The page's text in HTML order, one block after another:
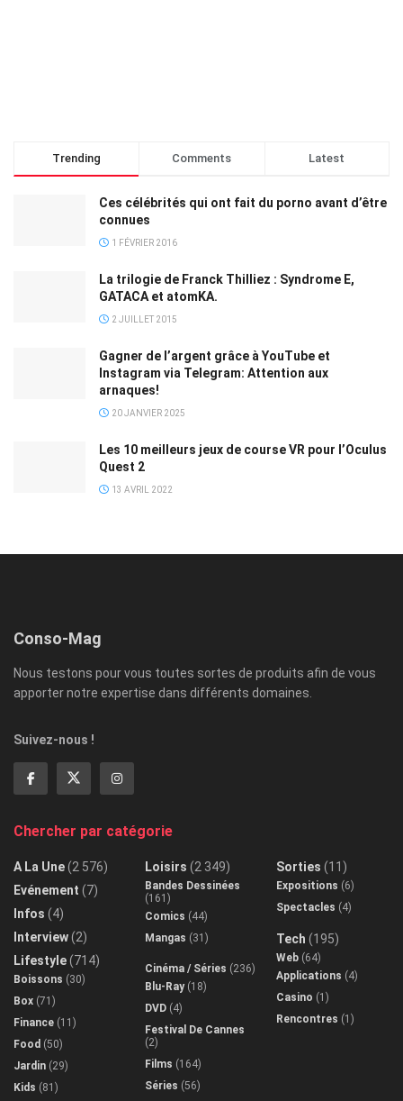
Trending Comments Latest
Ces célébrités qui ont fait du porno avant d’être
connues
1 FÉVRIER 2016
La trilogie de Franck Thilliez : Syndrome E,
GATACA et atomKA.
2 JUILLET 2015
Gagner de l’argent grâce à YouTube et
Instagram via Telegram: Attention aux
arnaques!
20 JANVIER 2025
Les 10 meilleurs jeux de course VR pour l’Oculus
Quest 2
13 AVRIL 2022
Conso-Mag
Nous testons pour vous toutes sortes de produits afin de vous
apporter notre expertise dans différents domaines.
Suivez-nous !
Chercher par catégorie
A La Une(2 576)
Evénement (7)
Infos (4)
Interview(2)
Lifestyle(714)
Boissons (30)
Box (71)
Finance (11)
Food (50)
Jardin (29)
Kids (81)
Loisirs (2 349)
Bandes Dessinées
(161)
Comics (44)
Mangas (31)
Cinéma / Séries (236)
Blu-Ray(18)
DVD (4)
Festival De Cannes
(2)
Films (164)
Séries (56)
Sorties (11)
Expositions (6)
Spectacles (4)
Tech (195)
Web (64)
Applications (4)
Casino (1)
Rencontres (1)